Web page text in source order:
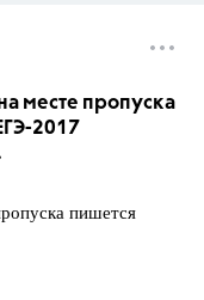
месте пропуска
2017
пишется